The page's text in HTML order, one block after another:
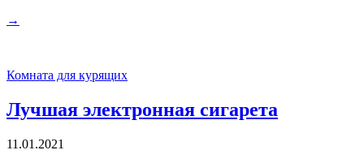
→
Комната для курящих
Лучшая электронная сигарета
11.01.2021